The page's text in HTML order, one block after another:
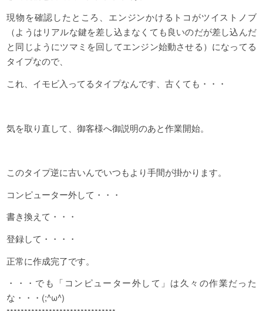
現物を確認したところ、エンジンかけるトコがツイストノブ
（ようはリアルな鍵を差し込まなくても良いのだが差し込んだ
と同じようにツマミを回してエンジン始動させる）になってる
タイプなので、
これ、イモビ入ってるタイプなんです、古くても・・・
気を取り直して、御客様へ御説明のあと作業開始。
このタイプ逆に古いんでいつもより手間が掛かります。
コンピューター外して・・・
書き換えて・・・
登録して・・・・
正常に作成完了です。
・・・でも「コンピューター外して」は久々の作業だった
な・・・(;^ω^)